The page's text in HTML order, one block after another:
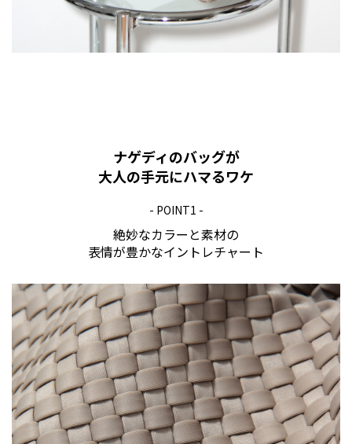
ナゲディのバッグが
大人の手元にハマるワケ
- POINT1 -
絶妙なカラーと素材の
表情が豊かなイントレチャート